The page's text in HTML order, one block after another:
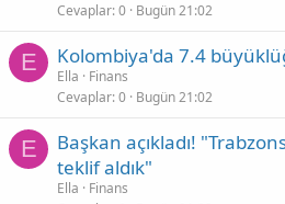
Cevaplar 0 Bugün 21:02
E Kolombiya'da 7.4
Ella
Finans
Cevaplar 0 Bugün 21:02
E
Başkan açıkladı!
teklif aldık"
Ella
Finans